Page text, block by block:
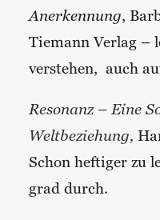
Anerkennung,
Tiemann Verlag –
verstehen, auch
Resonanz – Eine
Weltbeziehung,
Schon heftiger zu
grad durch.